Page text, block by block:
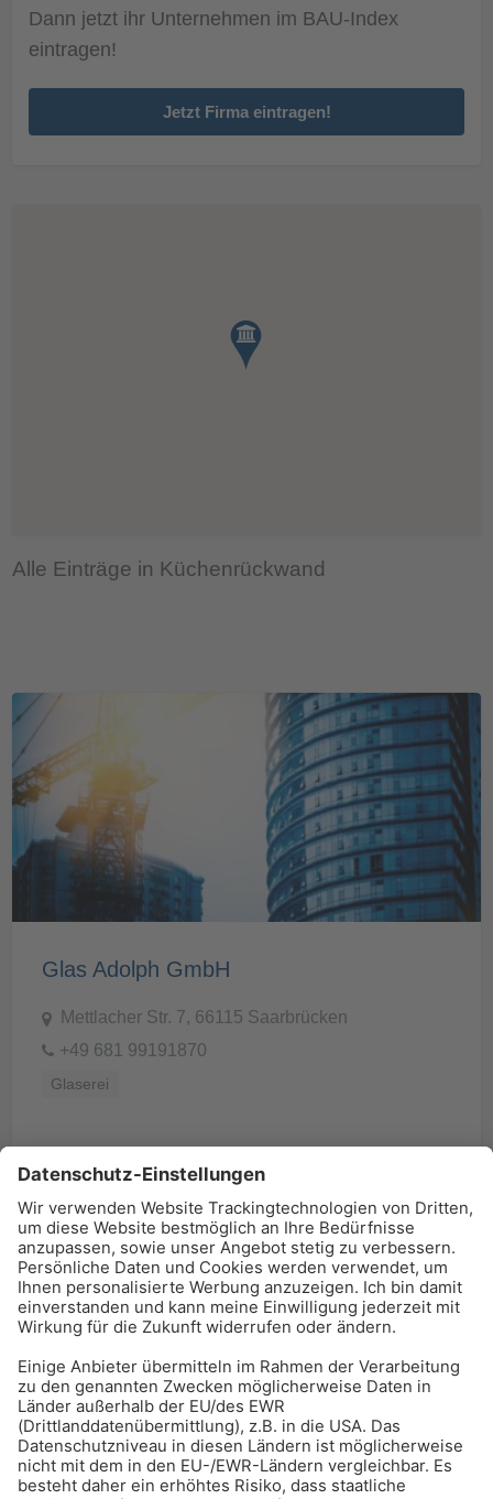
Dann jetzt ihr Unternehmen im BAU-Index
eintragen!
Jetzt Firma eintragen!
Alle Einträge in Küchenrückwand
Glas Adolph GmbH
Mettlacher Str. 7, 66115 Saarbrücken
+49 681 99191870
Glaserei
BAU-Index Newsletter
Erhalten Sie regelmäßig Benachrichtigungen zu den
Zur Anmeldung
Meistgelesen:Bauwerksabdichtung